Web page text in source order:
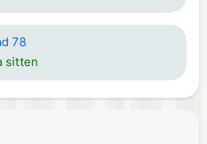
78
sitten